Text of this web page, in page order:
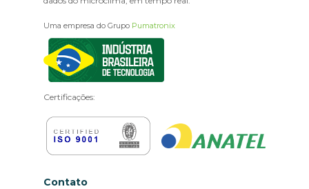
Uma empresa do Grupo Pumatronix
Certificações:
Contato